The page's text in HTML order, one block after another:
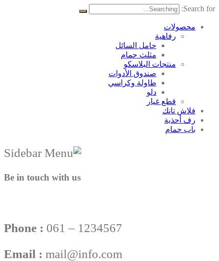
Search for:
محصولات
رفاهية
حامل السائل
مثلث حمام
منتجات البلاسکو
صندوق الأدوات
طاولة وكراسي
دلو
قطع غيار
فلاش تانك
رف أحذية
باب حمام
Be in touch with us
Phone : 061 – 1234567
Email : mail@info.com